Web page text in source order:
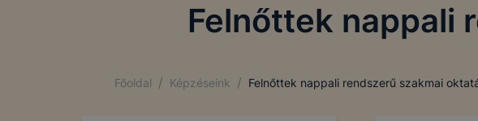
Felnőttek nappali
Főoldal / Képzéseink / Felnőttek nappali rendszerű szakmai